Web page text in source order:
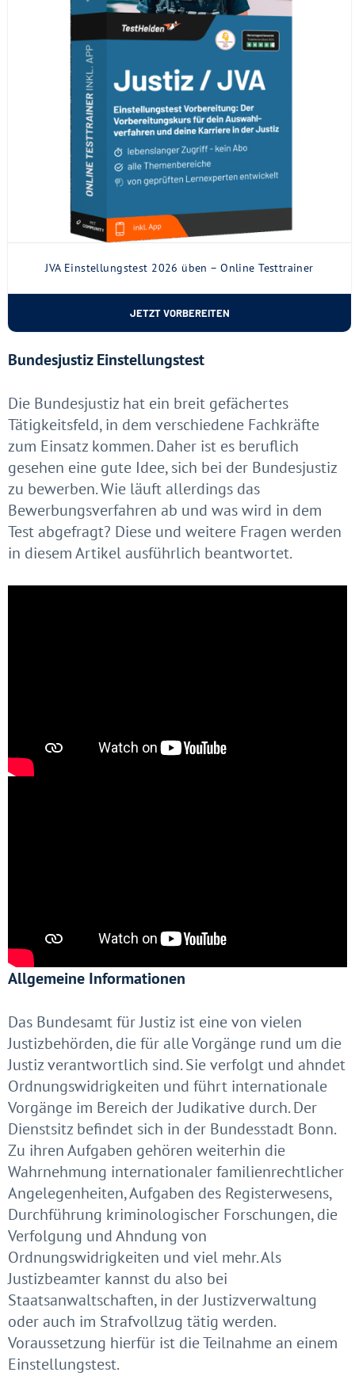
JVA Einstellungstest 2026 üben – Online Testtrainer
JETZT VORBEREITEN
Bundesjustiz Einstellungstest
Die Bundesjustiz hat ein breit gefächertes
Tätigkeitsfeld, in dem verschiedene Fachkräfte
zum Einsatz kommen. Daher ist es beruflich
gesehen eine gute Idee, sich bei der Bundesjustiz
zu bewerben. Wie läuft allerdings das
Bewerbungsverfahren ab und was wird in dem
Test abgefragt? Diese und weitere Fragen werden
in diesem Artikel ausführlich beantwortet.
Allgemeine Informationen
Das Bundesamt für Justiz ist eine von vielen
Justizbehörden, die für alle Vorgänge rund um die
Justiz verantwortlich sind. Sie verfolgt und ahndet
Ordnungswidrigkeiten und führt internationale
Vorgänge im Bereich der Judikative durch. Der
Dienstsitz befindet sich in der Bundesstadt Bonn.
Zu ihren Aufgaben gehören weiterhin die
Wahrnehmung internationaler familienrechtlicher
Angelegenheiten, Aufgaben des Registerwesens,
Durchführung kriminologischer Forschungen, die
Verfolgung und Ahndung von
Ordnungswidrigkeiten und viel mehr. Als
Justizbeamter kannst du also bei
Staatsanwaltschaften, in der Justizverwaltung
oder auch im Strafvollzug tätig werden.
Voraussetzung hierfür ist die Teilnahme an einem
Einstellungstest.